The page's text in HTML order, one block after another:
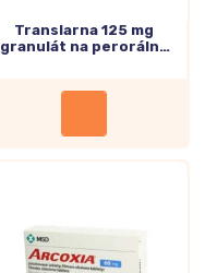
Translarna 125 mg
granulát na perorálnu